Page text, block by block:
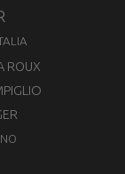
ROUX